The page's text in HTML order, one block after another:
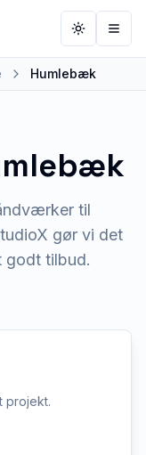
ToggleÅbn
Humlebæk
til
gør vi det
godt tilbud.
projekt.